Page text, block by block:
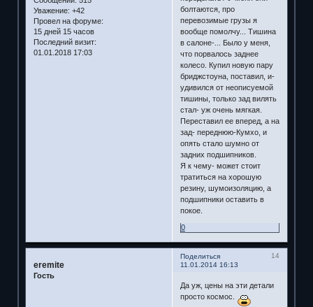
Уважение: +42
Провел на форуме:
15 дней 15 часов
Последний визит:
01.01.2018 17:03
болтаются, про
перевозимые грузы я
вообще помолчу... Тишина
в салоне-... Было у меня,
что порвалось заднее
колесо. Купил новую пару
бриджстоуна, поставил, и-
удивился от неописуемой
тишины, только зад вилять
стал- уж очень мягкая.
Переставил ее вперед, а на
зад- переднюю-Кумхо, и
опять стало шумно от
задних подшипников.
Я к чему- может стоит
тратиться на хорошую
резину, шумоизоляцию, а
подшипники оставить в
покое.
0
Поделиться
14
11.01.2014 16:13
eremite
Гость
Да уж, цены на эти детали
просто космос.